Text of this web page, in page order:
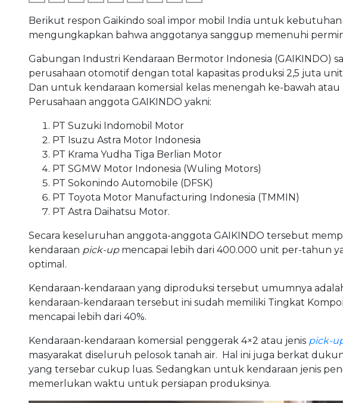
Berikut respon Gaikindo soal impor mobil India untuk kebutuhan
mengungkapkan bahwa anggotanya sanggup memenuhi
Gabungan Industri Kendaraan Bermotor Indonesia (GAIKINDO)
perusahaan otomotif dengan total kapasitas produksi 2,5 juta
Dan untuk kendaraan komersial kelas menengah ke-bawah atau
Perusahaan anggota GAIKINDO yakni:
PT Suzuki Indomobil Motor
PT Isuzu Astra Motor Indonesia
PT Krama Yudha Tiga Berlian Motor
PT SGMW Motor Indonesia (Wuling Motors)
PT Sokonindo Automobile (DFSK)
PT Toyota Motor Manufacturing Indonesia (TMMIN)
PT Astra Daihatsu Motor.
Secara keseluruhan anggota-anggota GAIKINDO tersebut
kendaraan pick-up mencapai lebih dari 400.000 unit per-tahun
optimal.
Kendaraan-kendaraan yang diproduksi tersebut umumnya
kendaraan-kendaraan tersebut ini sudah memiliki Tingkat
mencapai lebih dari 40%.
Kendaraan-kendaraan komersial penggerak 4×2 atau jenis pick-
masyarakat diseluruh pelosok tanah air. Hal ini juga berkat
yang tersebar cukup luas. Sedangkan untuk kendaraan jenis
memerlukan waktu untuk persiapan produksinya.